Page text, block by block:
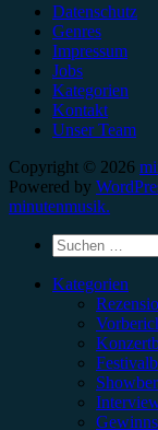
Datenschutz
Genres
Impressum
Jobs
Kategorien
Kontakt
Unser Team
Copyright © 2026
Powered by
minutenmusik.
Suchen
nach:
Kategorien